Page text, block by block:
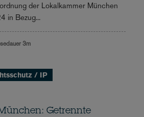
der Lokalkammer München
in Bezug...
3m
/ IP
Getrennte